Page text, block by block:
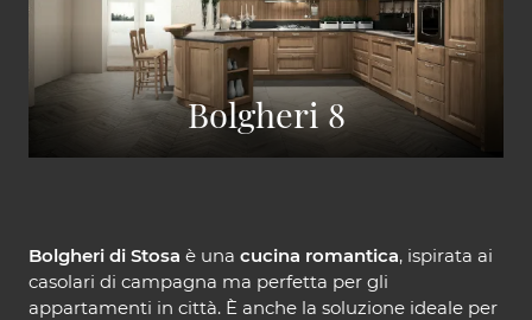
Bolgheri 8
Bolgheri di Stosa è una cucina romantica, ispirata ai
casolari di campagna ma perfetta per gli
appartamenti in città. È anche la soluzione ideale per